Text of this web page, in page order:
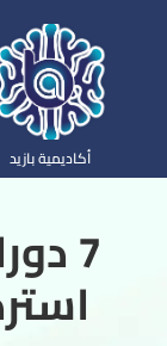
أكاديمية بازيد
7